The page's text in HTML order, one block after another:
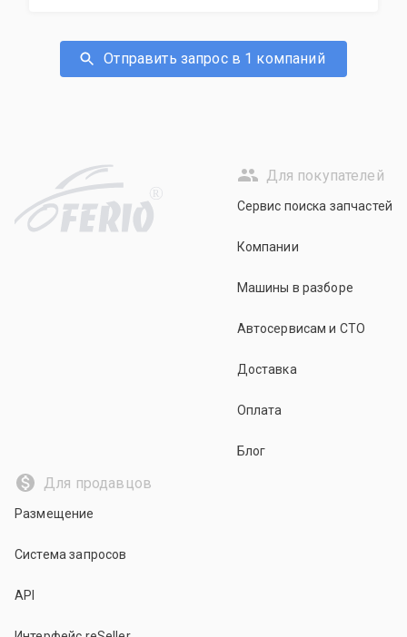
Отправить запрос в 1 компаний
R
Для покупателей
Сервис поиска запчастей
Компании
Машины в разборе
Автосервисам и СТО
Доставка
Оплата
Блог
Для продавцов
Размещение
Система запросов
API